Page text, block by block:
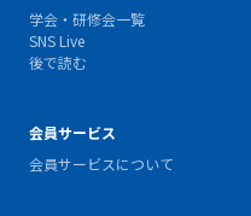
学会・研修会一覧
SNS Live
後で読む
会員サービス
会員サービスについて